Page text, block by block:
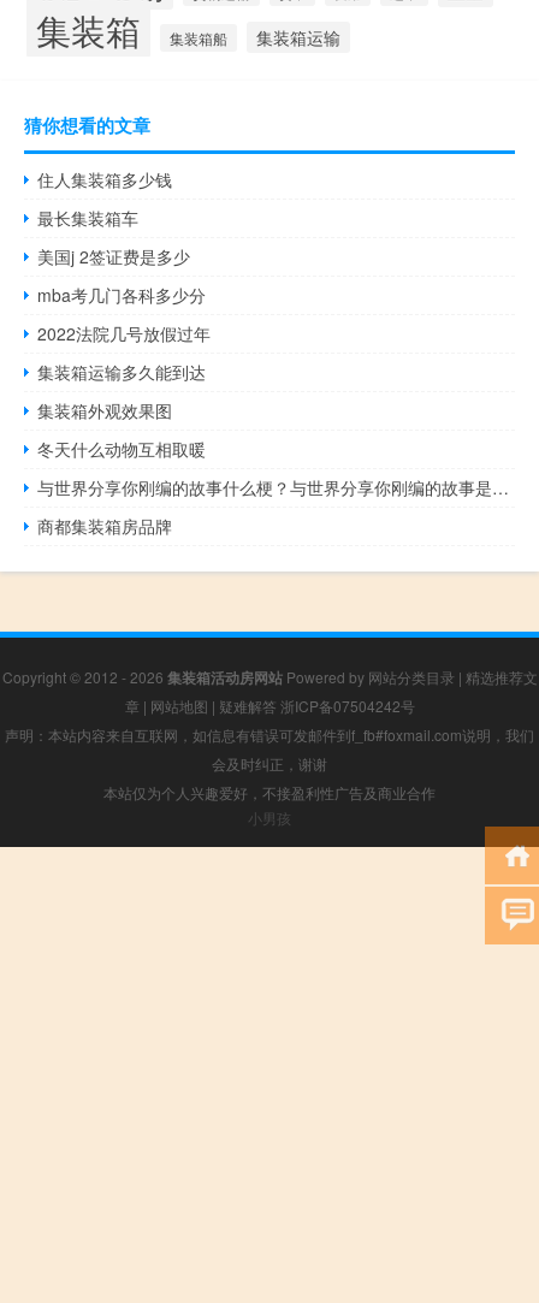
集装箱 集装箱船 集装箱运输
猜你想看的文章
住人集装箱多少钱
最长集装箱车
美国j 2签证费是多少
mba考几门各科多少分
2022法院几号放假过年
集装箱运输多久能到达
集装箱外观效果图
冬天什么动物互相取暖
与世界分享你刚编的故事什么梗？与世界分享你刚编的故事是什么意思什么梗
商都集装箱房品牌
Copyright © 2012 - 2026 集装箱活动房网站Powered by 网站分类目录 | 精选推荐文
章 | 网站地图 | 疑难解答 浙ICP备07504242号
声明：本站内容来自互联网，如信息有错误可发邮件到f_fb#foxmail.com说明，我们
会及时纠正，谢谢
本站仅为个人兴趣爱好，不接盈利性广告及商业合作
小男孩